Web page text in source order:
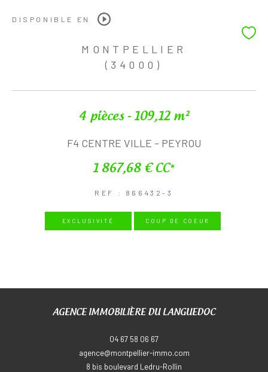
DISPONIBLE EN
MONTPELLIER
(34000)
4 pièces - 109,12 m²
F4 CENTRE VILLE - PEYROU
1 867,68 € CC*
REF : 866432-3
EXCLUSIVITÉ COUP DE COEUR
AGENCE IMMOBILIÈRE DU LANGUEDOC
04 67 58 06 67
agence@montpellier-immo.com
8 bis boulevard Ledru-Rollin